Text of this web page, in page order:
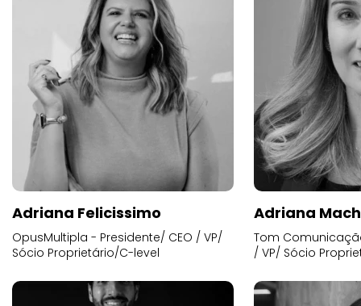
Adriana Felicissimo
OpusMultipla - Presidente/ CEO / VP/
Sócio Proprietário/C-level
Adriana
Tom
/ VP/ Sócio